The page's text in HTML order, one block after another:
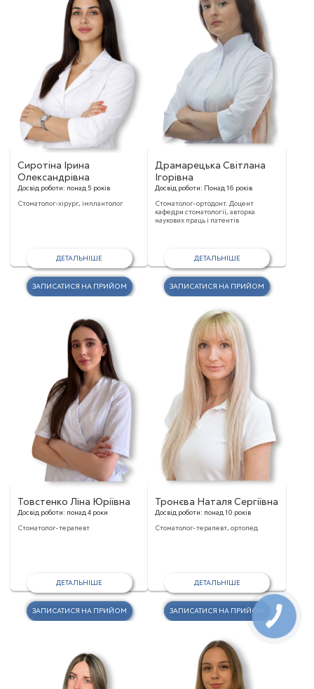
Сиротіна Ірина
Олександрівна
Досвід роботи: понад 5 років
Стоматолог-хірург, імплантолог
ДЕТАЛЬНІШЕ
ЗАПИСАТИСЯ НА ПРИЙОМ
Драмарецька Світлана
Ігорівна
Досвід роботи: Понад 16 років
Стоматолог-ортодонт. Доцент
кафедри стоматології, авторка
наукових праць і патентів
ДЕТАЛЬНІШЕ
ЗАПИСАТИСЯ НА ПРИЙОМ
Товстенко Ліна Юріївна
Досвід роботи: понад 4 роки
Стоматолог-терапевт
ДЕТАЛЬНІШЕ
ЗАПИСАТИСЯ НА ПРИЙОМ
Тронєва Наталя Сергіївна
Досвід роботи: понад 10 років
Стоматолог-терапевт, ортопед
ДЕТАЛЬНІШЕ
ЗАПИСАТИСЯ НА ПРИЙОМ